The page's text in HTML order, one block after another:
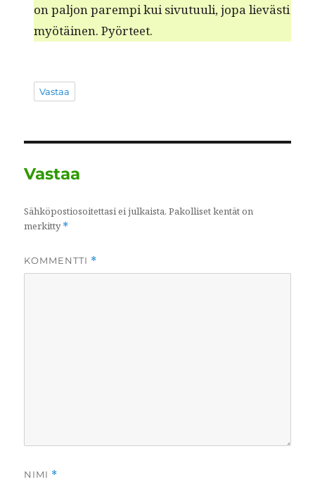
on paljon parem­pi kui sivu­tu­uli, jopa lievästi
myötäi­nen. Pyörteet.
Vastaa
Vastaa
Sähköpostiosoitettasi ei julkaista. Pakolliset kentät on
merkitty*
KOMMENTTI *
NIMI *